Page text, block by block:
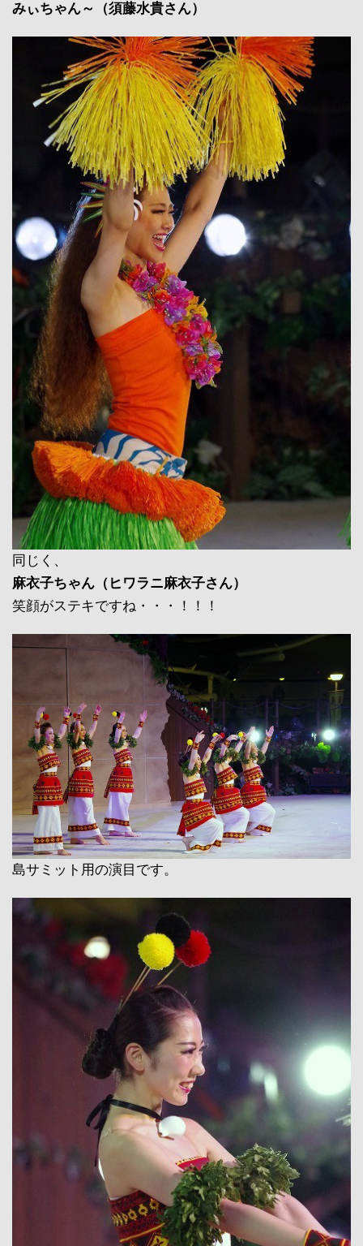
みぃちゃん～（須藤水貴さん）
同じく、
麻衣子ちゃん（ヒワラニ麻衣子さん）
笑顔がステキですね・・・！！！
島サミット用の演目です。